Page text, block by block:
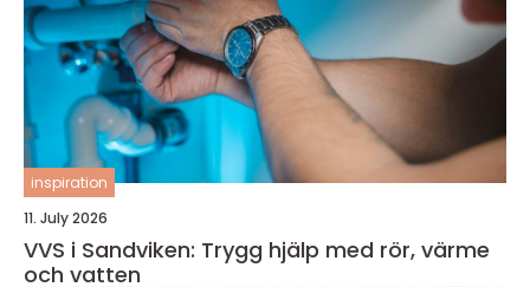
inspiration
11. July 2026
VVS i Sandviken: Trygg hjälp med rör, värme
och vatten